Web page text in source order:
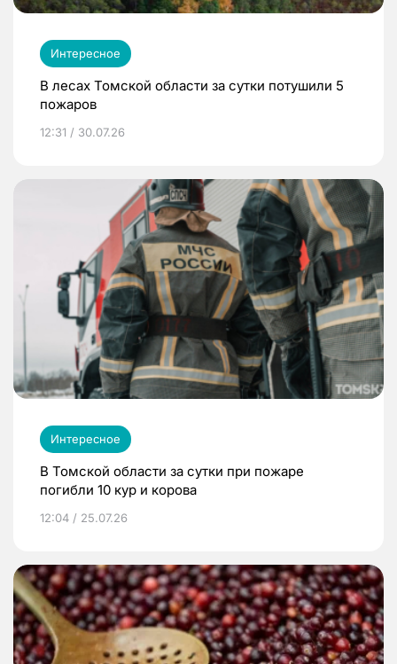
Интересное
В лесах Томской области за сутки потушили 5
пожаров
12:31 / 30.07.26
Интересное
В Томской области за сутки при пожаре
погибли 10 кур и корова
12:04 / 25.07.26